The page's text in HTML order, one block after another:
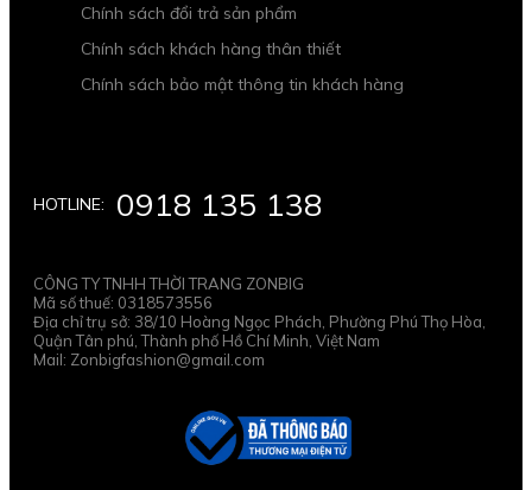
HOTLINE: 0918 135 138
CÔNG TY TNHH THỜI TRANG ZONBIG
Mã số thuế: 0318573556
Địa chỉ trụ sở: 38/10 Hoàng Ngọc Phách, Phường Phú Thọ Hòa,
Quận Tân phú, Thành phố Hồ Chí Minh, Việt Nam
Mail: Zonbigfashion@gmail.com
Chính sách đổi trả sản phẩm
Chính sách khách hàng thân thiết
Chính sách bảo mật thông tin khách hàng